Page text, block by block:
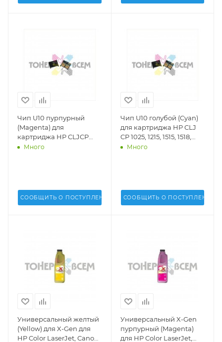
Чип U10 пурпурный
(Magenta) для
картриджа HP CLJCP
1025, 1215, 1515, 1518, 1525,
Много
СООБЩИТЬ О ПОСТУПЛЕНИИ
Чип U10 голубой (Cyan)
для картриджа HP CLJ
CP 1025, 1215, 1515, 1518,
1525, 2020, 2025, 4025,
Много
СООБЩИТЬ О ПОСТУПЛЕНИИ
Универсальный желтый
(Yellow) для X-Gen для
HP Color LaserJet, Canon
Универсальный X-Gen
пурпурный (Magenta)
для HP Color LaserJet,